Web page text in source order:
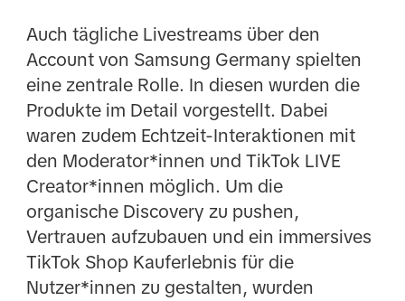
Auch tägliche Livestreams über den
Account von Samsung Germany spielten
eine zentrale Rolle. In diesen wurden die
Produkte im Detail vorgestellt. Dabei
waren zudem Echtzeit-Interaktionen mit
den Moderator*innen und TikTok LIVE
Creator*innen möglich. Um die
organische Discovery zu pushen,
Vertrauen aufzubauen und ein immersives
TikTok Shop Kauferlebnis für die
Nutzer*innen zu gestalten, wurden